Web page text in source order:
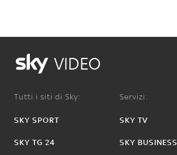
VIDEO
Tutti i siti di Sky:
SKY SPORT
SKY TG 24
Servizi:
SKY TV
SKY BUSINESS